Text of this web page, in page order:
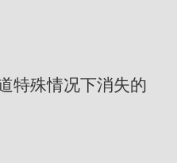
特殊情况下消失的